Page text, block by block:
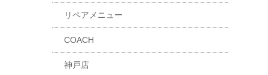
リペアメニュー
COACH
神戸店